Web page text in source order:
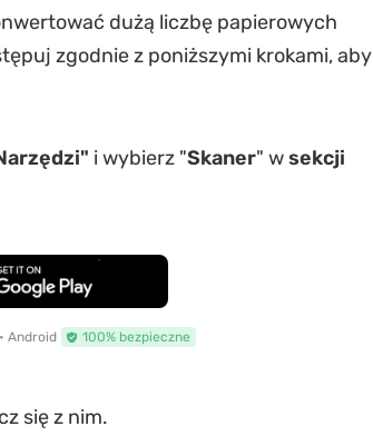
dużą liczbę papierowych
zgodnie z poniższymi krokami, aby
i wybierz "Skaner" wsekcji
za darmo
Android 100% bezpieczne
się z nim.